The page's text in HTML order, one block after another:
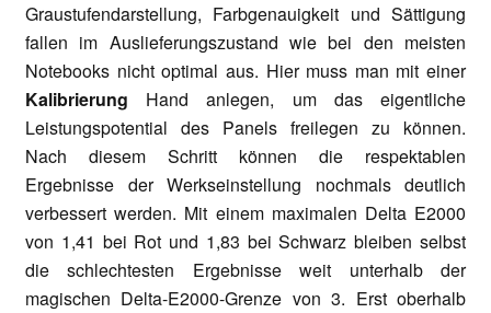
Graustufendarstellung, Farbgenauigkeit und Sättigung
fallen im Auslieferungszustand wie bei den meisten
Notebooks nicht optimal aus. Hier muss man mit einer
Kalibrierung Hand anlegen, um das eigentliche
Leistungspotential des Panels freilegen zu können.
Nach diesem Schritt können die respektablen
Ergebnisse der Werkseinstellung nochmals deutlich
verbessert werden. Mit einem maximalen Delta E2000
von 1,41 bei Rot und 1,83 bei Schwarz bleiben selbst
die schlechtesten Ergebnisse weit unterhalb der
magischen Delta-E2000-Grenze von 3. Erst oberhalb